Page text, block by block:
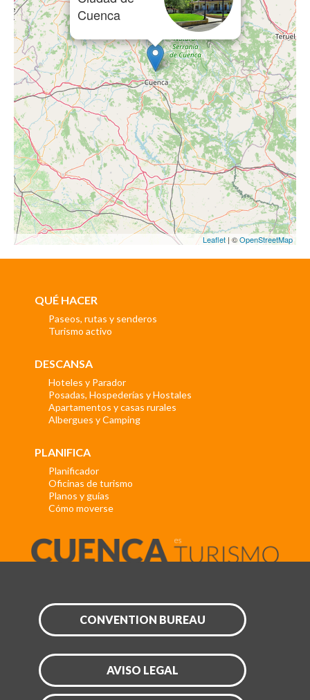
Cuenca
Leaflet| ©OpenStreetMap
QUÉ HACER
Paseos, rutas y senderos
Turismo activo
DESCANSA
Hoteles y Parador
Posadas, Hospederías y Hostales
Apartamentos y casas rurales
Albergues y Camping
PLANIFICA
Planificador
Oficinas de turismo
Planos y guías
Cómo moverse
CONVENTION BUREAU
AVISO LEGAL